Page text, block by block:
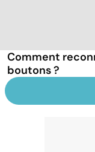
Comment
boutons ?